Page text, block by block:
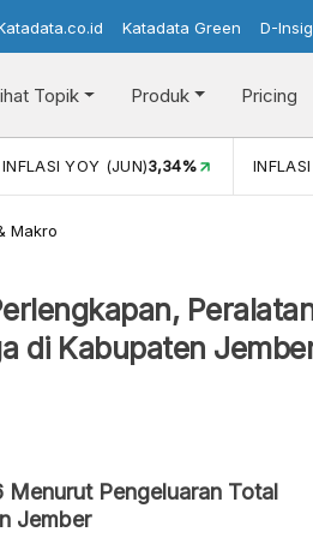
Katadata Green D-
Topik Produk Pricing
INFLASI YOY (JUN)3,34%
Makro
di Kabupaten
Pengeluaran Total
Jember